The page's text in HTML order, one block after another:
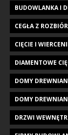
BUDOWLANKA I
CEGŁA Z
CIĘCIE I
DIAMENTOWE
DOMY
DOMY
DRZWI